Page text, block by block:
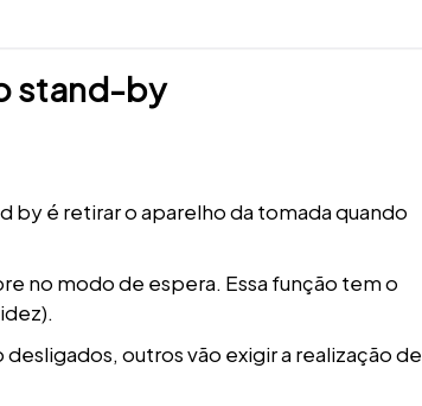
stand-by
by é retirar o aparelho da tomada quando
no modo de espera. Essa função tem o
outros vão exigir a realização de